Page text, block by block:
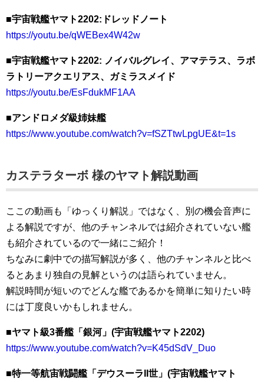
■宇宙戦艦ヤマト2202:ドレッドノート
https://youtu.be/qWEBex4W42w
■宇宙戦艦ヤマト2202: ノイバルグレイ、アマテラス、ラボ
ラトリーアクエリアス、ガミラスメイド
https://youtu.be/EsFdukMF1AA
■アンドロメダ級姉妹艦
https://www.youtube.com/watch?v=fSZTtwLpgUE&t=1s
カステラターボ 様のヤマト解説動画
ここの動画も「ゆっくり解説」ではなく、別の機会音声に
よる解説ですが、他のチャンネルでは紹介されていない艦
も紹介されているので一緒にご紹介！
ちなみに劇中での描写解説が多く、他のチャンネルと比べ
るとあまり独自の見解というのは語られていません。
解説時間が短いのでどんな艦であるかを簡単に知りたい時
には丁度良いかもしれません。
■ヤマト級3番艦「銀河」(宇宙戦艦ヤマト2202)
https://www.youtube.com/watch?v=K45dSdV_Duo
■特一等航宙戦闘艦「デウスーラII世」(宇宙戦艦ヤマト